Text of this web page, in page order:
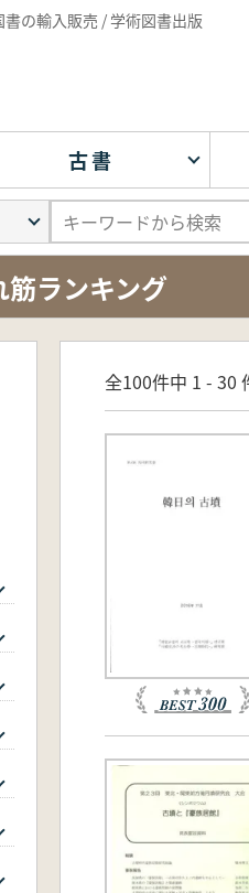
の輸入販売 / 学術図書出版
古書
ランキング
全100件中 1 - 30